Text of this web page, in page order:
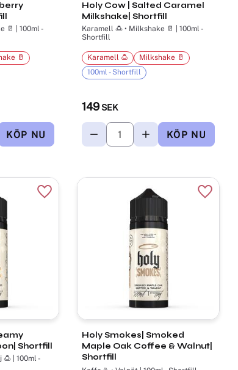
-
🥛
Holy Cow | Salted Caramel
Milkshake| Shortfill
Karamell 🍮 • Milkshake 🥛 | 100ml -
Shortfill
149 SEK
Karamell 🍮
Milkshake 🥛
100ml - Shortfill
Shortfill
Lägg till i favoriter
Holy Smokes| Smoked
Maple Oak Coffee & Walnut|
Shortfill
Lägg